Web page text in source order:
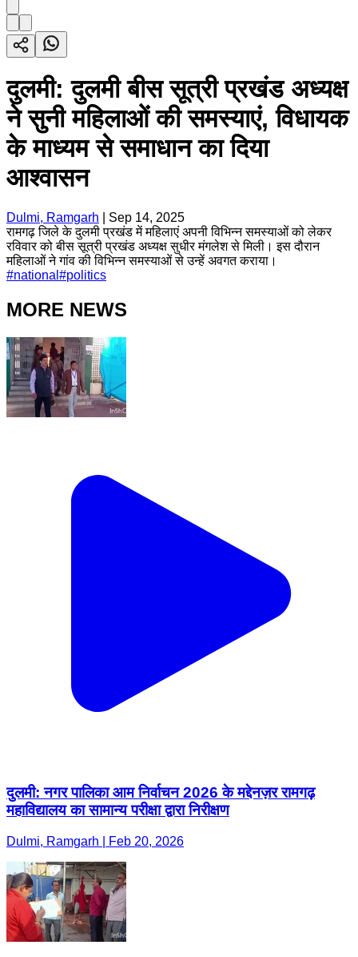
दुलमी: दुलमी बीस सूत्री प्रखंड अध्यक्ष
ने सुनी महिलाओं की समस्याएं, विधायक
के माध्यम से समाधान का दिया
आश्वासन
Dulmi, Ramgarh
Sep 14, 2025
रामगढ़ जिले के दुलमी प्रखंड में महिलाएं अपनी विभिन्न समस्याओं को लेकर
रविवार को बीस सूत्री प्रखंड अध्यक्ष सुधीर मंगलेश से मिली। इस दौरान
महिलाओं ने गांव की विभिन्न समस्याओं से उन्हें अवगत कराया।
#national #politics
MORE NEWS
दुलमी: नगर पालिका आम निर्वाचन 2026 के मद्देनज़र रामगढ़
महाविद्यालय का सामान्य परीक्षा द्वारा निरीक्षण
Dulmi, Ramgarh | Feb 20, 2026